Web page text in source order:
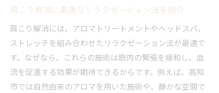
肩こり解消に最適なリラクゼーション法を紹介
肩こり解消には、アロマトリートメントやヘッドスパ、
ストレッチを組み合わせたリラクゼーション法が最適で
す。なぜなら、これらの施術は筋肉の緊張を緩和し、血
流を促進する効果が期待できるからです。例えば、高知
市では自然由来のアロマを用いた施術や、静かな空間で